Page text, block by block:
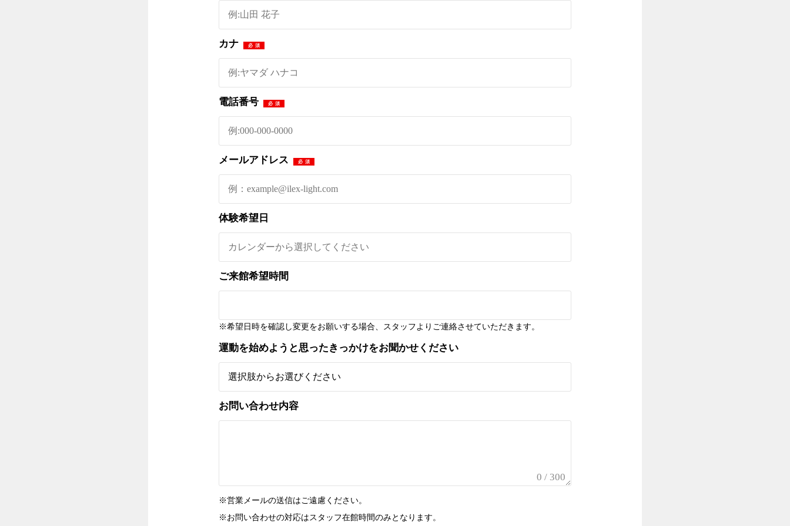
カナ 必須
電話番号 必須
メールアドレス 必須
体験希望日
ご来館希望時間
※希望日時を確認し変更をお願いする場合、スタッフよりご連絡させていただきます。
運動を始めようと思ったきっかけをお聞かせください
お問い合わせ内容
0 / 300
※営業メールの送信はご遠慮ください。
※お問い合わせの対応はスタッフ在館時間のみとなります。